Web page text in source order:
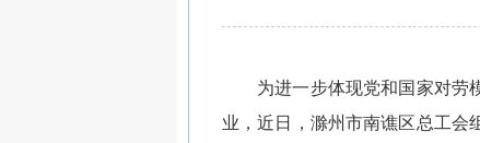
为进一步体现党和国家对劳
业，近日，滁州市南谯区总工会